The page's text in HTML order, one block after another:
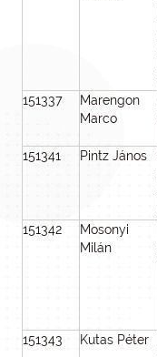
151337
Marengon
Marco
151341 Pintz János
151342
Mosonyi
Milán
151343 Kutas Péter